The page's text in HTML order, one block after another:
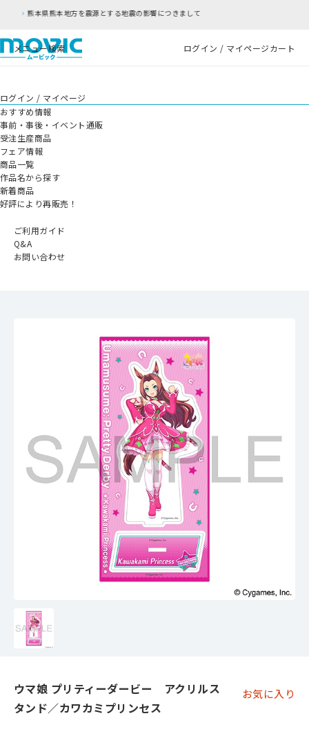
震の影響につきまして
メニュー検索 ログイン / マイページカート
ログイン / マイページ
おすすめ情報
事前・事後・イベント通販
受注生産商品
フェア情報
商品一覧
作品名から探す
新着商品
好評により再販売！
ご利用ガイド
Q&A
お問い合わせ
ウマ娘 プリティーダービー アクリルス
タンド／カワカミプリンセス
お気に入り